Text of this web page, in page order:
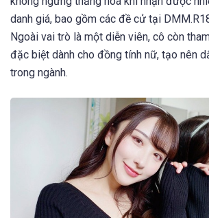
danh giá, bao gồm các đề cử tại
Ngoài vai trò là một diễn viên, cô còn
đặc biệt dành cho đồng tính nữ, tạo nên
trong ngành.